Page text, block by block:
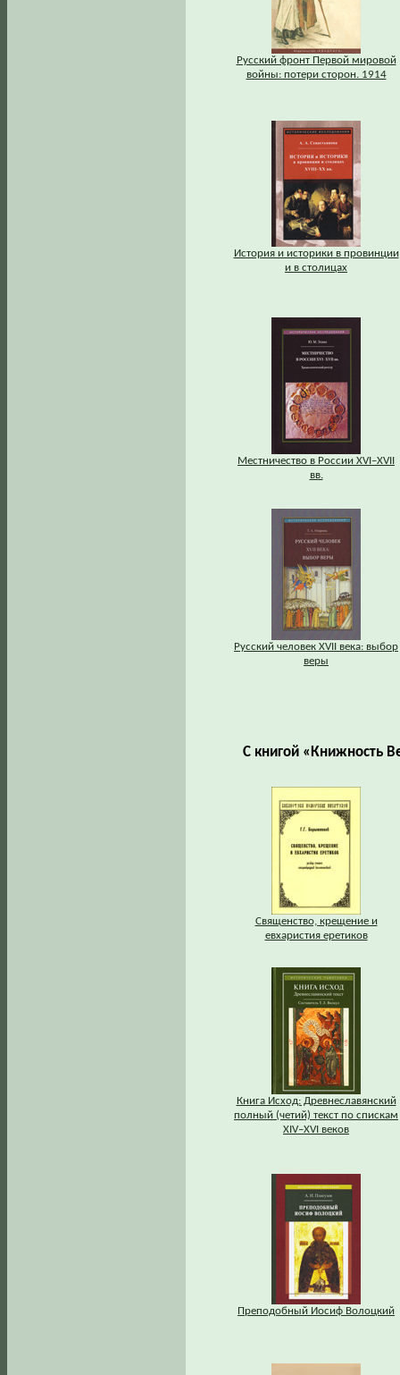
Русский фронт Первой мировой
войны: потери сторон. 1914
История и историки в провинции
и в столицах
Местничество в России XVI–XVII
вв.
Русский человек XVII века: выбор
веры
С книгой «Книжность
Священство, крещение и
евхаристия еретиков
Книга Исход: Древнеславянский
полный (четий) текст по спискам
XIV–XVI веков
Преподобный Иосиф Волоцкий